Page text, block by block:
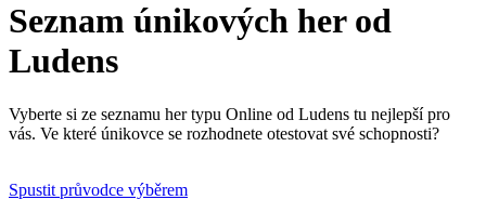
Seznam únikových her od
Ludens
Vyberte si ze seznamu her typu Online od Ludens tu nejlepší pro
vás. Ve které únikovce se rozhodnete otestovat své schopnosti?
Spustit průvodce výběrem